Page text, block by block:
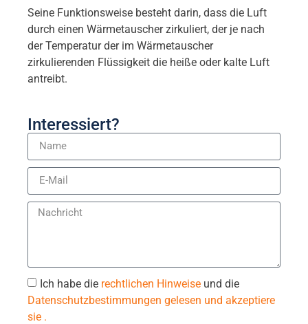
Seine Funktionsweise besteht darin, dass die Luft
durch einen Wärmetauscher zirkuliert, der je nach
der Temperatur der im Wärmetauscher
zirkulierenden Flüssigkeit die heiße oder kalte Luft
antreibt.
Interessiert?
Ich habe die rechtlichen Hinweise und die
Datenschutzbestimmungen gelesen und akzeptiere
sie .